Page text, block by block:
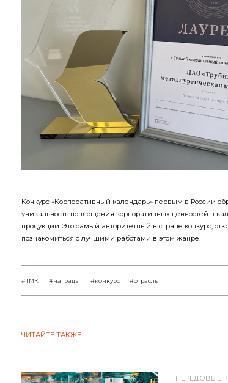
Конкурс «Корпоративный календарь» первым в России
уникальность воплощения корпоративных ценностей в
продукции. Это самый авторитетный в стране конкурс,
познакомиться с лучшими работами в этом жанре.
#ТМК #награды #конкурс #отрасль
ЧИТАЙТЕ ТАКЖЕ
ПЕРЕДОВЫЕ